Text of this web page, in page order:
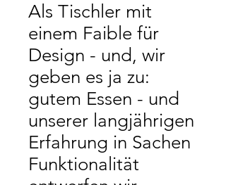
Als Tischler mit
einem Faible für
Design - und, wir
geben es ja zu:
gutem Essen - und
unserer langjährigen
Erfahrung in Sachen
Funktionalität